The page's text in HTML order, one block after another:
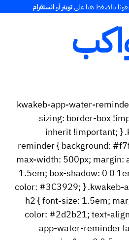
بالضغط هنا علىتويترأوانستقرام
.kwakeb-app-water-
sizing: border-box
inherit !important; }
reminder { background:
max-width: 500px; margin:
1.5em; box-shadow: 0 0
color: #3C3929; }
h2 { font-size: 1.5em;
color: #2d2b21; text-
app-water-reminder